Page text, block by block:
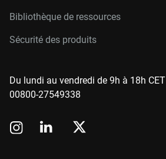
Bibliothèque de ressources
Sécurité des produits
Du lundi au vendredi de 9h à 18h CET
00800-27549338